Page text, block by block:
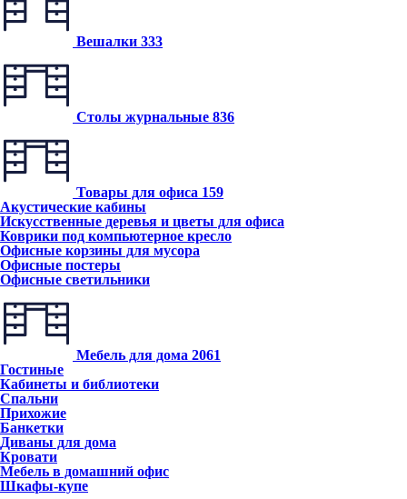
Вешалки 333
Столы журнальные 836
Товары для офиса 159
Акустические кабины
Искусственные деревья и цветы для офиса
Коврики под компьютерное кресло
Офисные корзины для мусора
Офисные постеры
Офисные светильники
Мебель для дома 2061
Гостиные
Кабинеты и библиотеки
Спальни
Прихожие
Банкетки
Диваны для дома
Кровати
Мебель в домашний офис
Шкафы-купе